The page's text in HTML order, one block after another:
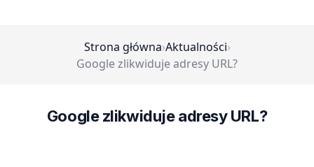
Strona główna›Aktualności›
Google zlikwiduje adresy URL?
Google zlikwiduje adresy URL?